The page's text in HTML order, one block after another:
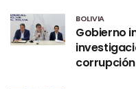
BOLIVIA
Gobierno
corrupción